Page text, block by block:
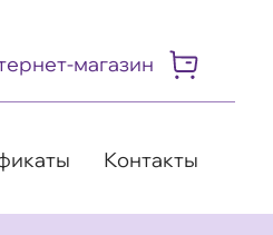
магазин
Контакты